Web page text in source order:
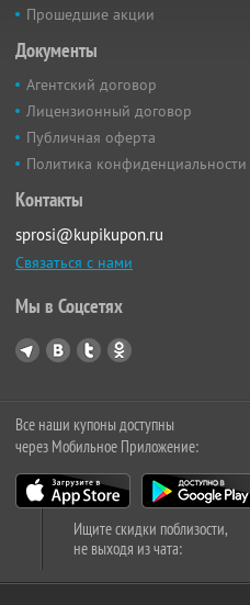
Прошедшие акции
Документы
Агентский договор
Лицензионный договор
Публичная оферта
Политика конфиденциальности
Контакты
sprosi@kupikupon.ru
Связаться с нами
Мы в Соцсетях
Все наши купоны доступны
через Мобильное Приложение:
Ищите скидки поблизости,
не выходя из чата: